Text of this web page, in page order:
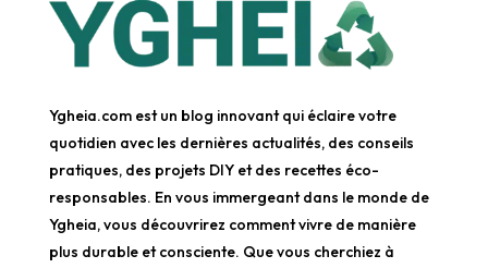
Ygheia.com est un blog innovant qui éclaire votre
quotidien avec les dernières actualités, des conseils
pratiques, des projets DIY et des recettes éco-
responsables. En vous immergeant dans le monde de
Ygheia, vous découvrirez comment vivre de manière
plus durable et consciente. Que vous cherchiez à